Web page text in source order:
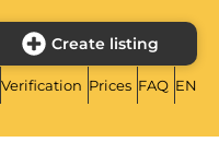
Create listing
Verification Prices FAQ EN